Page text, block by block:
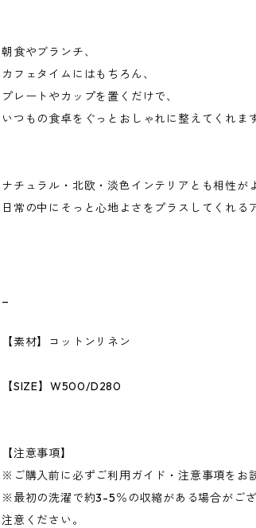
朝食やブランチ、
カフェタイムにはもちろん、
プレートやカップを置くだけで、
いつもの食卓をぐっとおしゃれに整えてくれま
ナチュラル・北欧・淡色インテリアとも相性が
日常の中にそっと心地よさをプラスしてくれる
【素材】コットンリネン
【SIZE】W500/D280
【注意事項】
※ご購入前に必ずご利用ガイド・注意事項をお
※最初の洗濯で約3-5％の収縮がある場合がご
注意ください。